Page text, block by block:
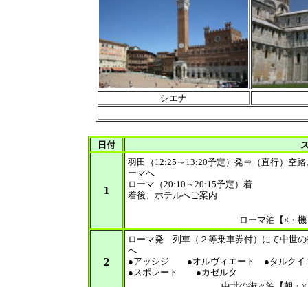
シエナ
日付
1
羽田（12:25～13:20予定）発⇒（直行）空路
ーマへ
ローマ（20:10～20:15予定）着
着後、ホテルへご案内
ローマ泊【×・
2
ローマ発 列車（２等乗車券付）にて中世の
へ
●アッシジ ●オルヴィエート ●タルクイ
●スポレート ●カゼルタ